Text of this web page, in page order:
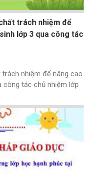
trách nhiệm để
lớp 3 qua công tác
nhiệm để nâng cao
công tác chủ nhiệm lớp